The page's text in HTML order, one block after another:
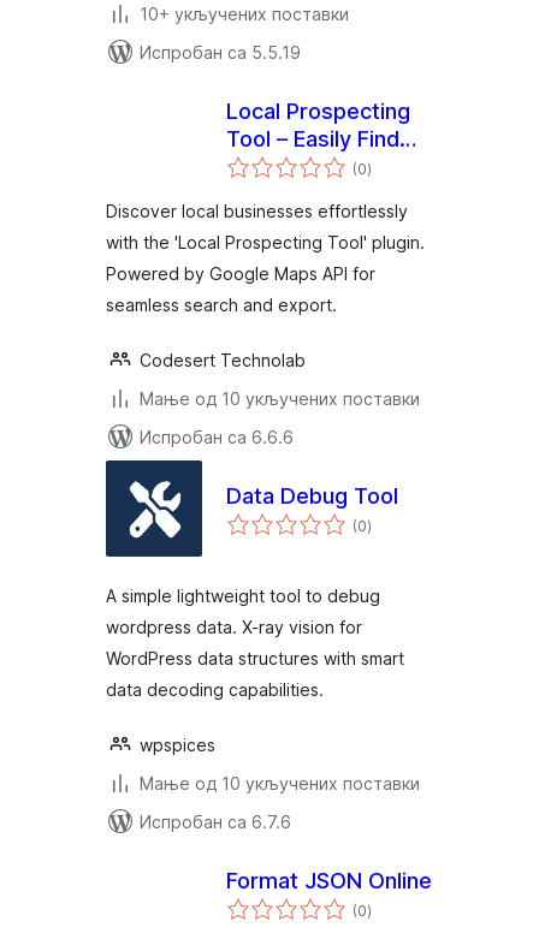
10+ укључених поставки
Испробан са 5.5.19
Local Prospecting
Tool – Easily Find
Local Businesses
Location
(0укупних
оцена
)
Discover local businesses effortlessly
with the 'Local Prospecting Tool' plugin.
Powered by Google Maps API for
seamless search and export.
Codesert Technolab
Мање од 10 укључених поставки
Испробан са 6.6.6
Data Debug Tool
(0укупних
оцена
)
A simple lightweight tool to debug
wordpress data. X-ray vision for
WordPress data structures with smart
data decoding capabilities.
wpspices
Мање од 10 укључених поставки
Испробан са 6.7.6
Format JSON Online
(0укупних
оцена
)